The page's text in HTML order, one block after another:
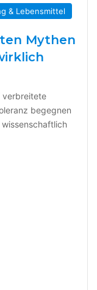
& Lebensmittel
Mythen
verbreitete
begegnen